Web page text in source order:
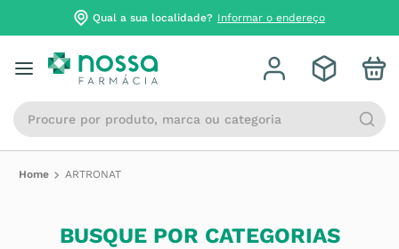
Qual a sua localidade? Informar o endereço
Procure por produto, marca ou categoria
ARTRONAT
BUSQUE POR CATEGORIAS